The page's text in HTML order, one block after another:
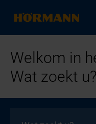
Welkom in
Wat zoekt u?